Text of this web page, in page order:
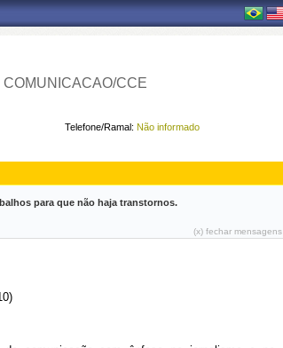
CCE
Telefone/Ramal: Não informado
para que não haja transtornos.
(x) fechar mensagens